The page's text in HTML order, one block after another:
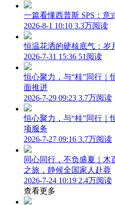
一篇看懂西普斯 SPS：
2026-8-1 10:10 3.3万阅读
恒温花洒的硬核底气：岁
2026-7-31 15:36 51阅读
恒心聚力，与“桂”同行｜
面推进
2026-7-29 09:23 3.7万阅读
恒心聚力，与“桂”同行｜
项服务
2026-7-27 09:16 3.7万阅读
同心同行，不负盛夏｜木
之旅，静候全国家人赴蓉
2026-7-24 10:19 2.4万阅读
查看更多